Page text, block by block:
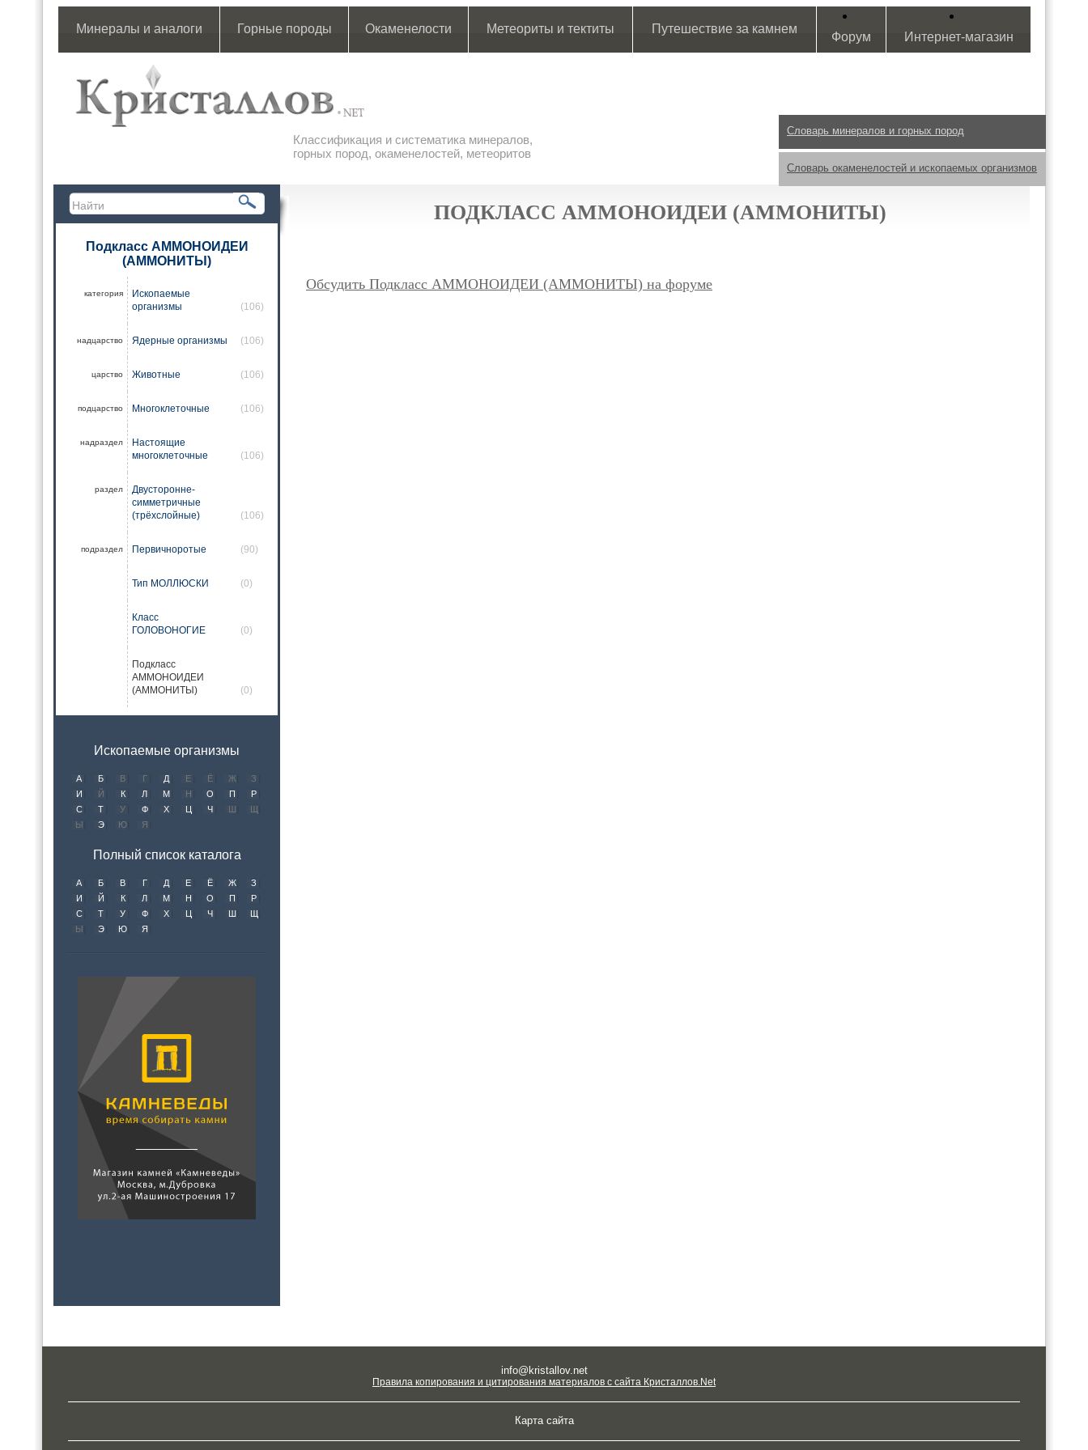
Минералы и аналоги Горные породы Окаменелости Метеориты и тектиты Путешествие за камнем
Форум Интернет-магазин
Классификация и систематика минералов,
горных пород, окаменелостей, метеоритов
Словарь минералов и горных пород
Словарь окаменелостей и ископаемых организмов
Подкласс АММОНОИДЕИ
(АММОНИТЫ)
категория
Ископаемые
организмы
(106)
надцарство Ядерные организмы (106)
царство Животные (106)
подцарство Многоклеточные (106)
надраздел
Настоящие
многоклеточные
(106)
раздел
Двусторонне-
симметричные
(трёхслойные)
(106)
подраздел Первичноротые (90)
Тип МОЛЛЮСКИ (0)
Класс
ГОЛОВОНОГИЕ
(0)
Подкласс
АММОНОИДЕИ
(АММОНИТЫ)
(0)
Ископаемые организмы
А Б В Г Д Е Ё Ж
З
И
Й К Л М Н О П
Р
С
Т У Ф Х Ц Ч Ш
Щ
Ы
Э Ю Я
Полный список каталога
А Б В Г Д Е Ё Ж
З
И
Й К Л М Н О П
Р
С
Т У Ф Х Ц Ч Ш
Щ
Ы
Э Ю Я
ПОДКЛАСС АММОНОИДЕИ (АММОНИТЫ)
Обсудить Подкласс АММОНОИДЕИ (АММОНИТЫ) на форуме
info@kristallov.net
Правила копирования и цитирования материалов с сайта Кристаллов.Net
Карта сайта